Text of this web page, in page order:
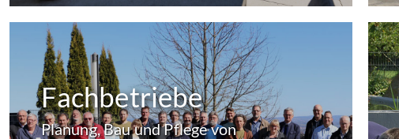
Fachbetriebe
Planung, Bau und Pflege von